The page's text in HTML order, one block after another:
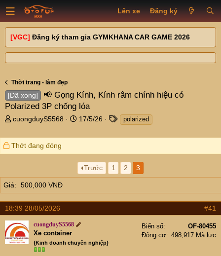
Lên xe Đăng ký
[VGC] Đăng ký tham gia GYMKHANA CAR GAME 2026
Thời trang - làm đẹp
[Đã xong]
📢 Gọng Kính, Kính râm chính hiệu có
Polarized 3P chống lóa
T
r
e
a
t
a
r
t
e
r
cuongduyS5568
N
à
g
ử
i
17/5/26
T
g
polarized
Thớt đang đóng
Trước 1 2 3
Giá 500,000 VNĐ
18:39 28/05/2026 #41
cuongduyS5568
Xe container
{Kinh doanh chuyên nghiệp}
Biển số
OF-80455
Động cơ
498,917 Mã lực